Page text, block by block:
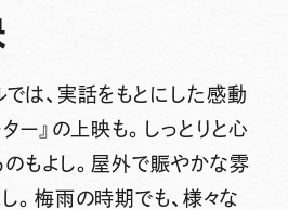
は、実話をもとにした感動
ー』の上映も。しっとりと心
もよし。屋外で賑やかな雰
。梅雨の時期でも、様々な